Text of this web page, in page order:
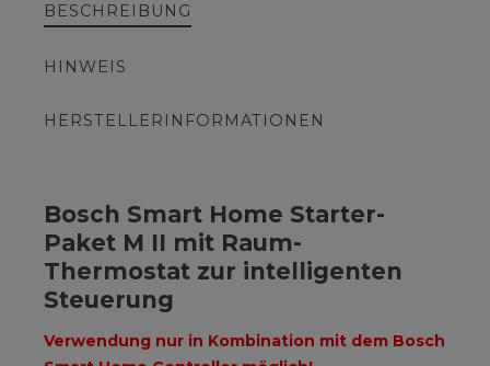
BESCHREIBUNG
HINWEIS
HERSTELLERINFORMATIONEN
Bosch Smart Home Starter-
Paket M II mit Raum-
Thermostat zur intelligenten
Steuerung
Verwendung nur in Kombination mit dem Bosch